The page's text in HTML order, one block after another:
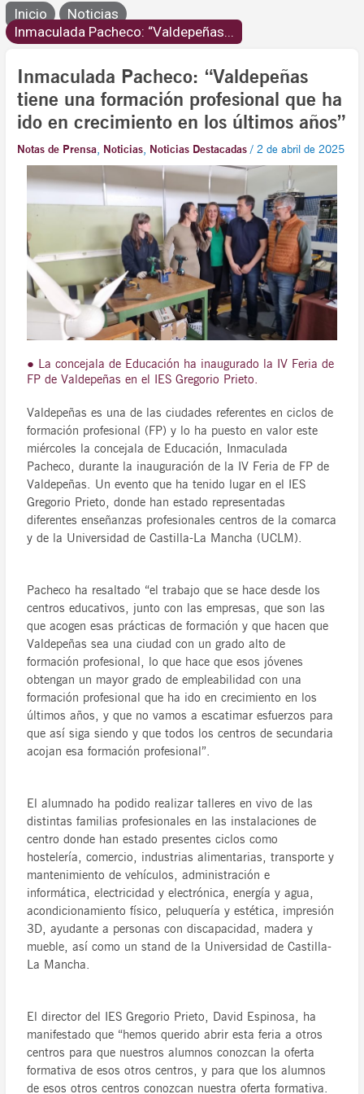
Inicio
Noticias
Inmaculada Pacheco: “Valdepeñas...
Inmaculada Pacheco: “Valdepeñas
tiene una formación profesional que ha
ido en crecimiento en los últimos años”
Notas de Prensa, Noticias, Noticias Destacadas /2 de abril de 2025
● La concejala de Educación ha inaugurado la IV Feria de
FP de Valdepeñas en el IES Gregorio Prieto.
Valdepeñas es una de las ciudades referentes en ciclos de
formación profesional (FP) y lo ha puesto en valor este
miércoles la concejala de Educación, Inmaculada
Pacheco, durante la inauguración de la IV Feria de FP de
Valdepeñas. Un evento que ha tenido lugar en el IES
Gregorio Prieto, donde han estado representadas
diferentes enseñanzas profesionales centros de la comarca
y de la Universidad de Castilla-La Mancha (UCLM).
Pacheco ha resaltado “el trabajo que se hace desde los
centros educativos, junto con las empresas, que son las
que acogen esas prácticas de formación y que hacen que
Valdepeñas sea una ciudad con un grado alto de
formación profesional, lo que hace que esos jóvenes
obtengan un mayor grado de empleabilidad con una
formación profesional que ha ido en crecimiento en los
últimos años, y que no vamos a escatimar esfuerzos para
que así siga siendo y que todos los centros de secundaria
acojan esa formación profesional”.
El alumnado ha podido realizar talleres en vivo de las
distintas familias profesionales en las instalaciones de
centro donde han estado presentes ciclos como
hostelería, comercio, industrias alimentarias, transporte y
mantenimiento de vehículos, administración e
informática, electricidad y electrónica, energía y agua,
acondicionamiento físico, peluquería y estética, impresión
3D, ayudante a personas con discapacidad, madera y
mueble, así como un stand de la Universidad de Castilla-
La Mancha.
El director del IES Gregorio Prieto, David Espinosa, ha
manifestado que “hemos querido abrir esta feria a otros
centros para que nuestros alumnos conozcan la oferta
formativa de esos otros centros, y para que los alumnos
de esos otros centros conozcan nuestra oferta formativa.